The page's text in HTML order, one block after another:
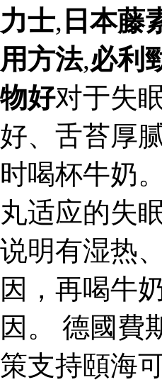
力士, 日本藤
用方法,必利
物好对于失
好、舌苔厚
时喝杯牛奶
丸适应的失
说明有湿热
因，再喝牛
因。 德國費
策支持頤海